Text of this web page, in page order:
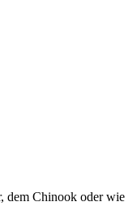
dem Chinook oder wie